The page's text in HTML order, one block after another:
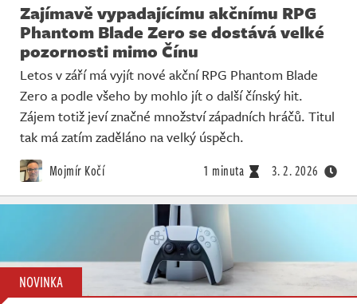
Zajímavě vypadajícímu akčnímu RPG
Phantom Blade Zero se dostává velké
pozornosti mimo Čínu
Letos v září má vyjít nové akční RPG Phantom Blade
Zero a podle všeho by mohlo jít o další čínský hit.
Zájem totiž jeví značné množství západních hráčů. Titul
tak má zatím zaděláno na velký úspěch.
Mojmír Kočí 1 minuta 3. 2. 2026
NOVINKA